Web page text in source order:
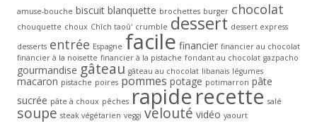
amuse-bouche biscuit blanquette brochettes burger chocolat
chouquette choux Chîch taoû' crumble dessert dessert express
desserts entrée Espagne facile financier financier au chocolat
financier à la noisette financier à la pistache fondant au chocolat gazpacho
gourmandise gâteau gâteau au chocolat libanais légumes
macaron pistache poires pommes potage potimarron pâte
sucrée pâte à choux pêches rapiderecette salé
soupe steak végétarien veggi velouté vidéo yaourt